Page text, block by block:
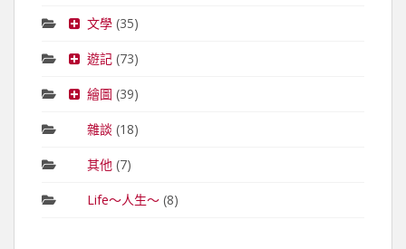
文學(35)
遊記(73)
繪圖 (39)
雜談 (18)
其他(7)
Life～人生～(8)